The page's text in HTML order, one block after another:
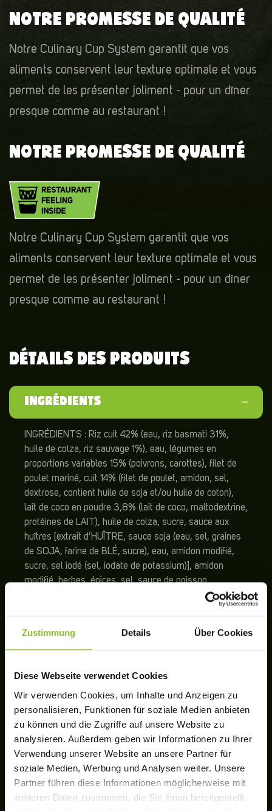
Zustimmung Details Über Cookies
Diese Webseite verwendet Cookies
Wir verwenden Cookies, um Inhalte und Anzeigen zu
personalisieren, Funktionen für soziale Medien anbieten
zu können und die Zugriffe auf unsere Website zu
analysieren. Außerdem geben wir Informationen zu Ihrer
Verwendung unserer Website an unsere Partner für
soziale Medien, Werbung und Analysen weiter. Unsere
Partner führen diese Informationen möglicherweise mit
weiteren Daten zusammen, die Sie ihnen bereitgestellt
NOTRE PROMESSE DE QUALITÉ
Notre Culinary Cup System garantit que vos
aliments conservent leur texture optimale et vous
permet de les présenter joliment - pour un dîner
presque comme au restaurant !
NOTRE PROMESSE DE QUALITÉ
Notre Culinary Cup System garantit que vos
aliments conservent leur texture optimale et vous
permet de les présenter joliment - pour un dîner
presque comme au restaurant !
DÉTAILS DES PRODUITS
INGRÉDIENTS
INGRÉDIENTS : Riz cuit 42% (eau, riz basmati 31%,
huile de colza, riz sauvage 1%), eau, légumes en
proportions variables 15% (poivrons, carottes), filet de
poulet mariné, cuit 14% (filet de poulet, amidon, sel,
dextrose, contient huile de soja et/ou huile de coton),
lait de coco en poudre 3,8% (lait de coco, maltodextrine,
protéines de LAIT), huile de colza, sucre, sauce aux
huîtres [extrait d’HUÎTRE, sauce soja (eau, sel, graines
de SOJA, farine de BLÉ, sucre), eau, amidon modifié,
sucre, sel iodé (sel, iodate de potassium)], amidon
modifié, herbes, épices, sel, sauce de poisson
(ANCHOIS, sel, sucre), zestes de citron vert kaffir, jus de
ALLERGENE
REZEPTUR
VALEURS NUTRITIONNELLES
CONSERVATION